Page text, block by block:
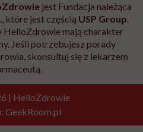
jest Fundacja należąca
, które jest częścią USP Group.
HelloZdrowie mają charakter
Jeśli potrzebujesz porady
skonsultuj się z lekarzem
| HelloZdrowie
GeekRoom.pl